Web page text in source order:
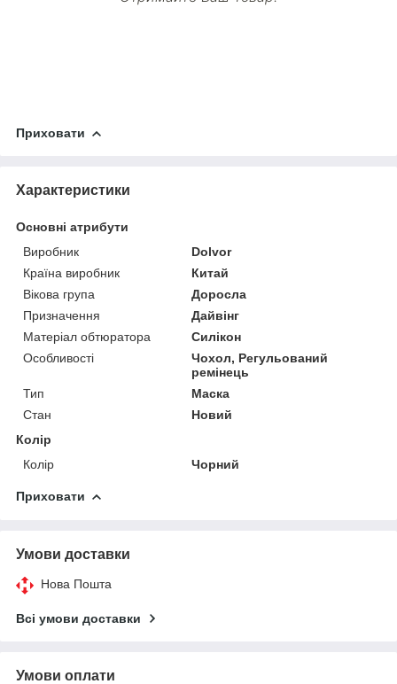
Приховати
Характеристики
Основні атрибути
Виробник
Dolvor
Країна виробник
Китай
Вікова група
Доросла
Призначення
Дайвінг
Матеріал обтюратора
Силікон
Особливості
Чохол, Регульований
ремінець
Тип
Маска
Стан
Новий
Колір
Колір
Чорний
Приховати
Умови доставки
Нова Пошта
Всі умови доставки
Умови оплати